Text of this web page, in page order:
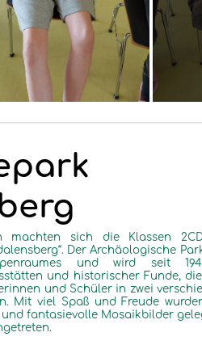
machten sich die Klassen
“. Der Archäologische
und wird seit
und historischer Funde,
und Schüler in zwei
Mit viel Spaß und Freude
fantasievolle Mosaikbilder